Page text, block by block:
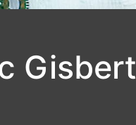
Gisbert